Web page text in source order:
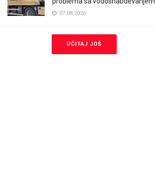
07.08.2026.
UČITAJ JOŠ